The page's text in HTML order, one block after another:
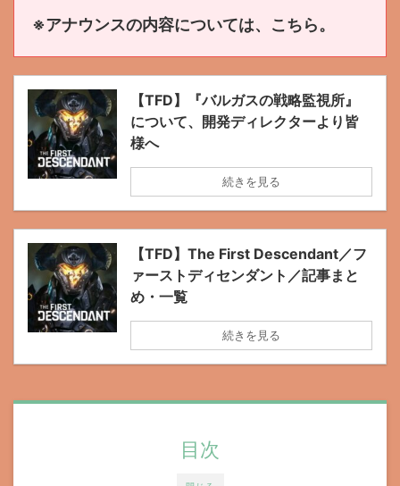
※アナウンスの内容については、こちら。
【TFD】『バルガスの戦略監視所』
について、開発ディレクターより皆
様へ
続きを見る
【TFD】The First Descendant／フ
ァーストディセンダント／記事まと
め・一覧
続きを見る
目次